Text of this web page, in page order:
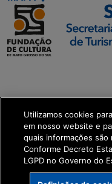
get_footer();
Utilizamos cookies
em nosso website e
quais informações
Conforme Decreto
LGPD no Governo do